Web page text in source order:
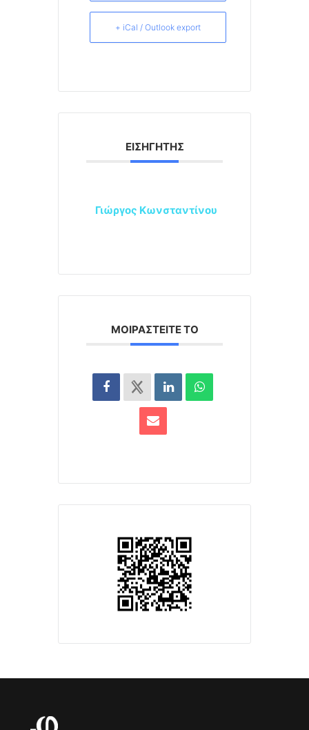
+ iCal / Outlook export
ΕΙΣΗΓΗΤΉΣ
Γιώργος Κωνσταντίνου
ΜΟΙΡΑΣΤΕΊΤΕ ΤΟ